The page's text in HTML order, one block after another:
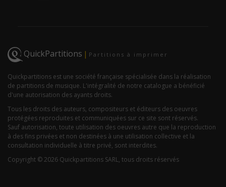
QuickPartitions | Partitions à imprimer
Quickpartitions est une société française spécialisée dans la réalisation
de partitions de musique. L'intégralité de notre catalogue a bénéficié
d'une autorisation des ayants droits.
Tous les droits des auteurs, compositeurs et éditeurs des oeuvres
protégées reproduites et communiquées sur ce site sont réservés.
Sauf autorisation, toute utilisation des oeuvres autre que la reproduction
à des fins privées et non destinées à une utilisation collective et la
consultation individuelle à titre privé, sont interdites.
Copyright © 2026 Quickpartitions SARL, tous droits réservés